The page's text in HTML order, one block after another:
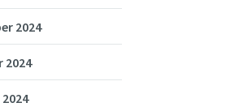
2024
2024